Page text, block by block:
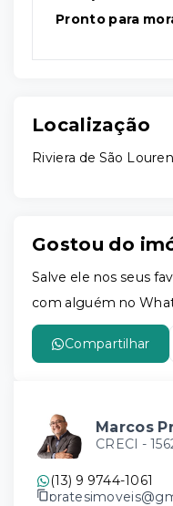
Pronto para
Localização
Riviera de São
Gostou do
Salve ele nos seus
com alguém no
Compartilhar
Marcos
CRECI -
(13) 9 9744-1061